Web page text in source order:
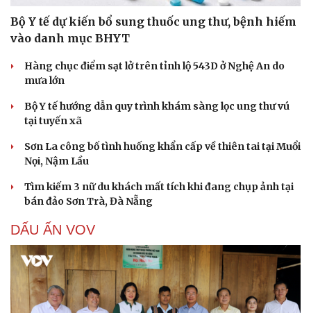
Bộ Y tế dự kiến bổ sung thuốc ung thư, bệnh hiếm
vào danh mục BHYT
Hàng chục điểm sạt lở trên tỉnh lộ 543D ở Nghệ An do
mưa lớn
Bộ Y tế hướng dẫn quy trình khám sàng lọc ung thư vú
tại tuyến xã
Sơn La công bố tình huống khẩn cấp về thiên tai tại Muổi
Nọi, Nậm Lầu
Tìm kiếm 3 nữ du khách mất tích khi đang chụp ảnh tại
bán đảo Sơn Trà, Đà Nẵng
DẤU ẤN VOV